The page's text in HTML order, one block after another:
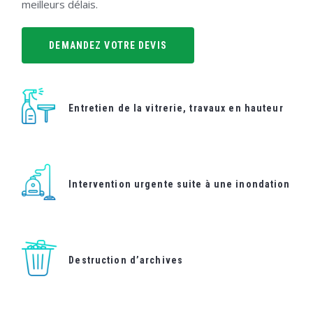
meilleurs délais.
DEMANDEZ VOTRE DEVIS
Entretien de la vitrerie, travaux en hauteur
Intervention urgente suite à une inondation
Destruction d’archives